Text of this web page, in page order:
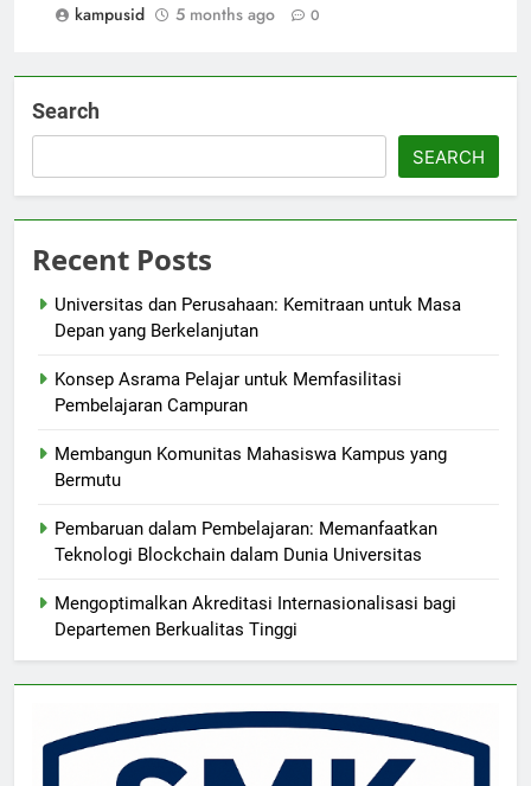
kampusid
5 months ago 0
Search
SEARCH
Recent Posts
Universitas dan Perusahaan: Kemitraan untuk Masa
Depan yang Berkelanjutan
Konsep Asrama Pelajar untuk Memfasilitasi
Pembelajaran Campuran
Membangun Komunitas Mahasiswa Kampus yang
Bermutu
Pembaruan dalam Pembelajaran: Memanfaatkan
Teknologi Blockchain dalam Dunia Universitas
Mengoptimalkan Akreditasi Internasionalisasi bagi
Departemen Berkualitas Tinggi